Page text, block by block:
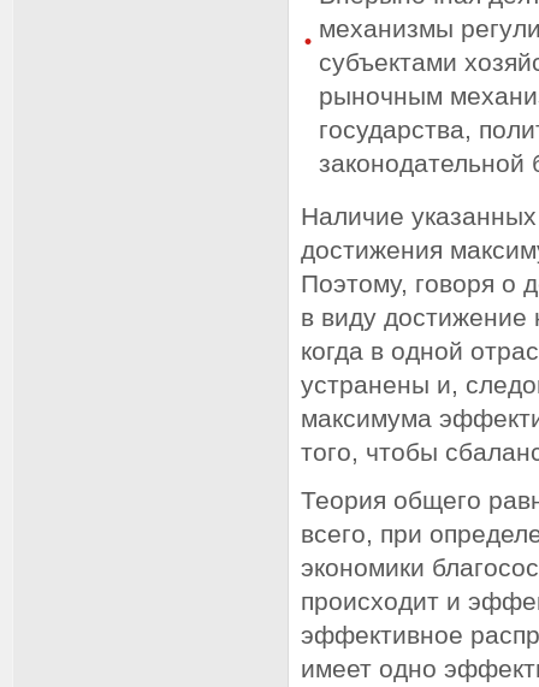
механизмы
субъектами
рыночным
государства,
законодательной
Наличие
достижения
Поэтому, говоря о
в виду достижение
когда в одной
устранены и,
максимума
того, чтобы
Теория общего
всего, при
экономики
происходит и
эффективное
имеет одно